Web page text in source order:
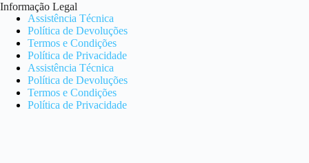
Informação Legal
Assistência Técnica
Política de Devoluções
Termos e Condições
Política de Privacidade
Assistência Técnica
Política de Devoluções
Termos e Condições
Política de Privacidade